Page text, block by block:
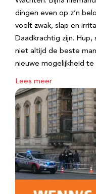
dingen even op z’n
voelt zwak, slap en
Daadkrachtig zijn.
niet altijd de beste
nieuwe mogelijkheid
Lees meer